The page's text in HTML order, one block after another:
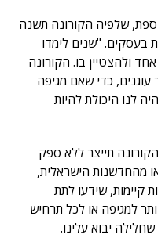
שלפיה הקורונה תשנה
בעסקים. "שנים לימדו
ולהצטיין בו. הקורונה
עוגנים, כדי שאם מגיפה
לנו היכולת להיות
תייצר ללא ספק
מהחדשנות הישראלית,
קיימות, שידעו לתת
למגיפה או לכל תרחיש
יבוא עלינו.